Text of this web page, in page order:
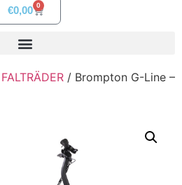
€0,00 0
FALTRÄDER / Brompton G-Line –